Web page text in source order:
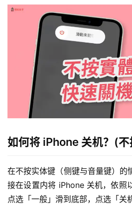
如何将 iPhone 关机？(
在不按实体键（侧键与音量键）的
接在设置内将 iPhone 关机，依照
点选「一般」滑到底部，点选「关